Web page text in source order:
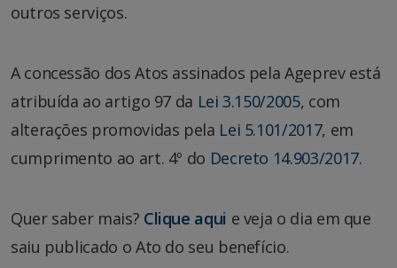
outros serviços.
A concessão dos Atos assinados pela Ageprev está
atribuída ao artigo 97 da Lei 3.150/2005, com
alterações promovidas pela Lei 5.101/2017, em
cumprimento ao art. 4º do Decreto 14.903/2017.
Quer saber mais? Clique aqui e veja o dia em que
saiu publicado o Ato do seu benefício.